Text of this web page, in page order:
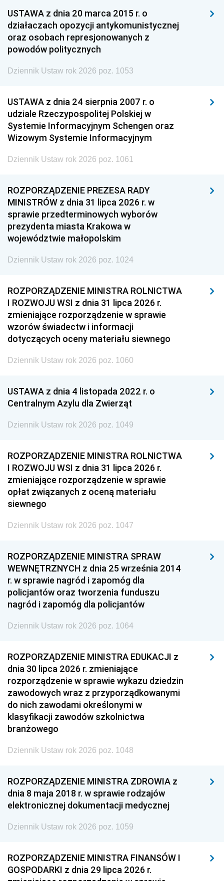
USTAWA z dnia 20 marca 2015 r. o
działaczach opozycji antykomunistycznej
oraz osobach represjonowanych z
powodów politycznych
Dziennik Ustaw rok 2026 poz. 1053
USTAWA z dnia 24 sierpnia 2007 r. o
udziale Rzeczypospolitej Polskiej w
Systemie Informacyjnym Schengen oraz
Wizowym Systemie Informacyjnym
Dziennik Ustaw rok 2026 poz. 1061
ROZPORZĄDZENIE PREZESA RADY
MINISTRÓW z dnia 31 lipca 2026 r. w
sprawie przedterminowych wyborów
prezydenta miasta Krakowa w
województwie małopolskim
Dziennik Ustaw rok 2026 poz. 1024
ROZPORZĄDZENIE MINISTRA ROLNICTWA
I ROZWOJU WSI z dnia 31 lipca 2026 r.
zmieniające rozporządzenie w sprawie
wzorów świadectw i informacji
dotyczących oceny materiału siewnego
Dziennik Ustaw rok 2026 poz. 1060
USTAWA z dnia 4 listopada 2022 r. o
Centralnym Azylu dla Zwierząt
Dziennik Ustaw rok 2026 poz. 1049
ROZPORZĄDZENIE MINISTRA ROLNICTWA
I ROZWOJU WSI z dnia 31 lipca 2026 r.
zmieniające rozporządzenie w sprawie
opłat związanych z oceną materiału
siewnego
Dziennik Ustaw rok 2026 poz. 1047
ROZPORZĄDZENIE MINISTRA SPRAW
WEWNĘTRZNYCH z dnia 25 września 2014
r. w sprawie nagród i zapomóg dla
policjantów oraz tworzenia funduszu
nagród i zapomóg dla policjantów
Dziennik Ustaw rok 2026 poz. 1064
ROZPORZĄDZENIE MINISTRA EDUKACJI z
dnia 30 lipca 2026 r. zmieniające
rozporządzenie w sprawie wykazu dziedzin
zawodowych wraz z przyporządkowanymi
do nich zawodami określonymi w
klasyfikacji zawodów szkolnictwa
branżowego
Dziennik Ustaw rok 2026 poz. 1048
ROZPORZĄDZENIE MINISTRA ZDROWIA z
dnia 8 maja 2018 r. w sprawie rodzajów
elektronicznej dokumentacji medycznej
Dziennik Ustaw rok 2026 poz. 1059
ROZPORZĄDZENIE MINISTRA FINANSÓW I
GOSPODARKI z dnia 29 lipca 2026 r.